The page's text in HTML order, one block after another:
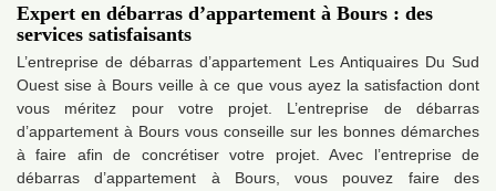
Expert en débarras d’appartement à Bours : des
services satisfaisants
L’entreprise de débarras d’appartement Les Antiquaires Du Sud
Ouest sise à Bours veille à ce que vous ayez la satisfaction dont
vous méritez pour votre projet. L’entreprise de débarras
d’appartement à Bours vous conseille sur les bonnes démarches
à faire afin de concrétiser votre projet. Avec l’entreprise de
débarras d’appartement à Bours, vous pouvez faire des